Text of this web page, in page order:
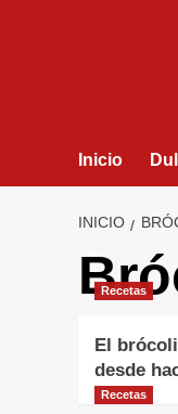
Inicio
INICIO
Recetas
El
desde
Recetas